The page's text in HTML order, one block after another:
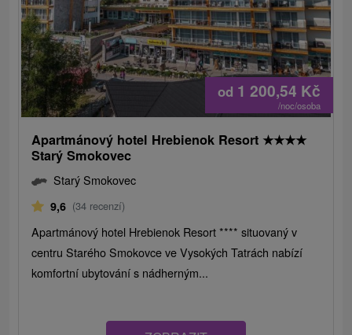
od 1 200,54 Kč
/noc/osoba
Apartmánový hotel Hrebienok Resort ★★★★
Starý Smokovec
Starý Smokovec
9,6 (34 recenzí)
Apartmánový hotel Hrebienok Resort **** situovaný v
centru Starého Smokovce ve Vysokých Tatrách nabízí
komfortní ubytování s nádherným...